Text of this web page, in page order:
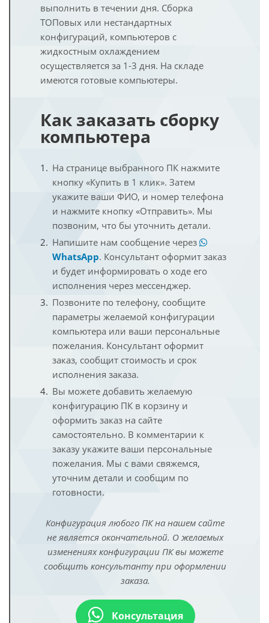
выполнить в течении дня. Сборка
ТОПовых или нестандартных
конфигураций, компьютеров с
жидкостным охлаждением
осуществляется за 1-3 дня. На складе
имеются готовые компьютеры.
Как заказать сборку
компьютера
На странице выбранного ПК нажмите
кнопку «Купить в 1 клик». Затем
укажите ваши ФИО, и номер телефона
и нажмите кнопку «Отправить». Мы
позвоним, что бы уточнить детали.
Напишите нам сообщение через
WhatsApp. Консультант оформит заказ
и будет информировать о ходе его
исполнения через мессенджер.
Позвоните по телефону, сообщите
параметры желаемой конфигурации
компьютера или ваши персональные
пожелания. Консультант оформит
заказ, сообщит стоимость и срок
исполнения заказа.
Вы можете добавить желаемую
конфигурацию ПК в корзину и
оформить заказ на сайте
самостоятельно. В комментарии к
заказу укажите ваши персональные
пожелания. Мы с вами свяжемся,
уточним детали и сообщим по
готовности.
Конфигурация любого ПК на нашем сайте
не является окончательной. О желаемых
изменениях конфигурации ПК вы можете
сообщить консультанту при оформлении
заказа.
Консультация